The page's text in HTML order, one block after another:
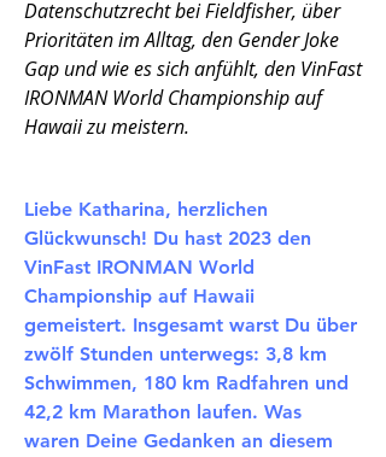
Datenschutzrecht bei Fieldfisher, über
Prioritäten im Alltag, den Gender Joke
Gap und wie es sich anfühlt, den VinFast
IRONMAN World Championship auf
Hawaii zu meistern.
Liebe Katharina, herzlichen
Glückwunsch! Du hast 2023 den
VinFast IRONMAN World
Championship auf Hawaii
gemeistert. Insgesamt warst Du über
zwölf Stunden unterwegs: 3,8 km
Schwimmen, 180 km Radfahren und
42,2 km Marathon laufen. Was
waren Deine Gedanken an diesem